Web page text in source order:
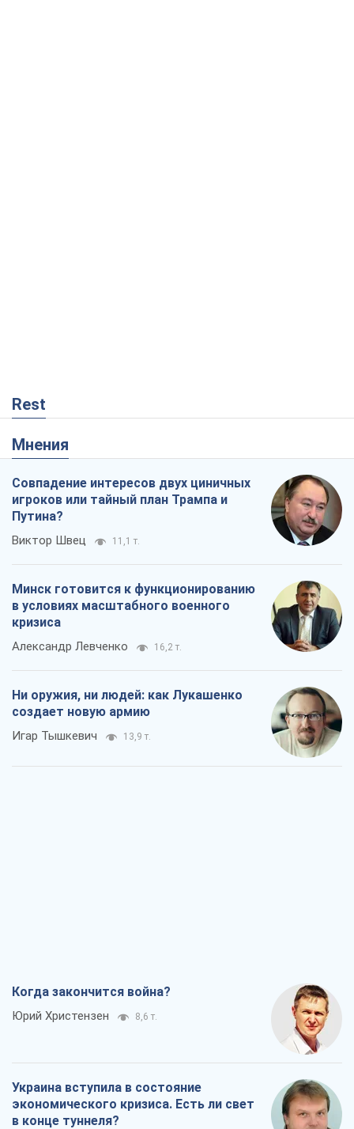
Rest
Мнения
Совпадение интересов двух циничных
игроков или тайный план Трампа и
Путина?
Виктор Швец 11,1 т.
Минск готовится к функционированию
в условиях масштабного военного
кризиса
Александр Левченко 16,2 т.
Ни оружия, ни людей: как Лукашенко
создает новую армию
Игар Тышкевич 13,9 т.
Когда закончится война?
Юрий Христензен 8,6 т.
Украина вступила в состояние
экономического кризиса. Есть ли свет
в конце туннеля?